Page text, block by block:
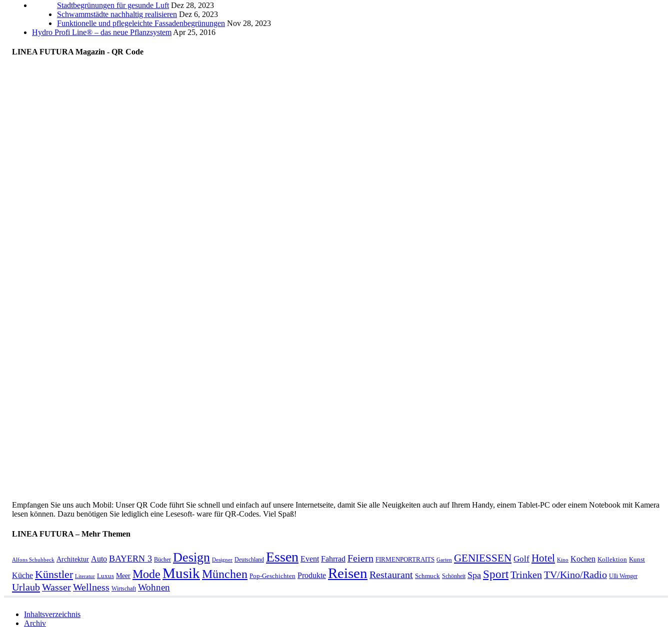
Stadtbegrünungen für gesunde Luft Dez 28, 2023
Schwammstädte nachhaltig realisieren Dez 6, 2023
Funktionelle und pflegeleichte Fassadenbegrünungen Nov 28, 2023
Hydro Profi Line® – das neue Pflanzsystem Apr 25, 2016
LINEA FUTURA Magazin - QR Code
Empfangen Sie uns auch Mobil: Unser QR Code führt Sie schnell und einfach auf unsere Internetseite, damit Sie alle Neuigkeiten auch auf Ihrem Handy, einem Tablet-PC oder einem Notebook mit Kamera
lesen können. Dazu benötigen Sie lediglich eine Lesesoft- ware für QR-Codes. Viel Spaß!
LINEA FUTURA – Mehr Themen
Alfons Schuhbeck Architektur Auto BAYERN 3 Bücher Design Designer Deutschland Essen Event Fahrrad Feiern FIRMENPORTRAITS Garten GENIESSEN Golf Hotel Kino Kochen Kollektion Kunst
Küche Künstler Literatur Luxus Meer ModeMusikMünchen Pop-Geschichten Produkte Reisen Restaurant Schmuck Schönheit Spa SportTrinken TV/Kino/Radio Ulli Wenger
UrlaubWasserWellness Wirtschaft Wohnen
Inhaltsverzeichnis
Archiv